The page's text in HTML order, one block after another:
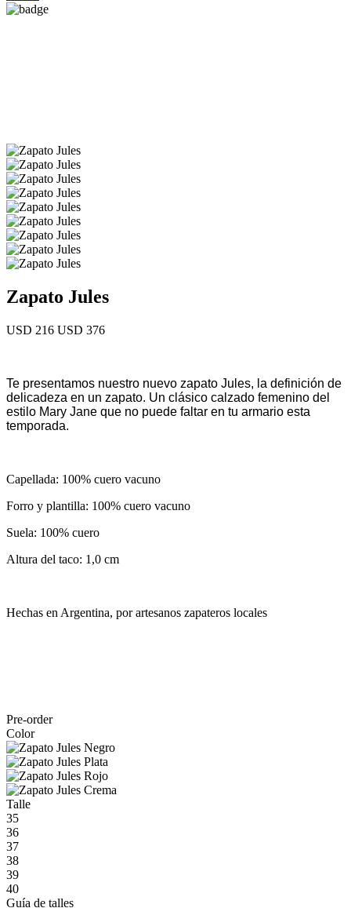
Zapato Jules
USD 216 USD 376
Te presentamos nuestro nuevo zapato Jules, la definición de
delicadeza en un zapato. Un clásico calzado femenino del
estilo Mary Jane que no puede faltar en tu armario esta
temporada.
Capellada: 100% cuero vacuno
Forro y plantilla: 100% cuero vacuno
Suela: 100% cuero
Altura del taco: 1,0 cm
Hechas en Argentina, por artesanos zapateros locales
Pre-order
Color
Talle
35
36
37
38
39
40
Guía de talles